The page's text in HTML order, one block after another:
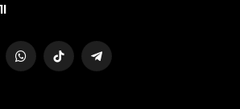
WhatsAppTikTok Telegram